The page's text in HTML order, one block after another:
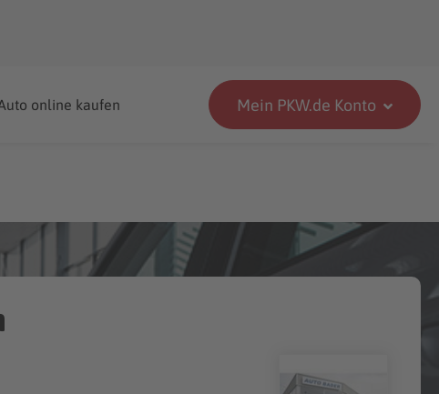
online kaufen Mein PKW.de Konto